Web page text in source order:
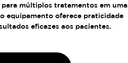
múltiplos tratamentos em uma
equipamento oferece praticidade
eficazes aos pacientes.